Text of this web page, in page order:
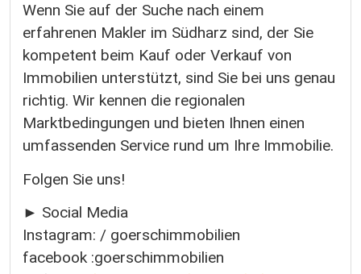
Wenn Sie auf der Suche nach einem
erfahrenen Makler im Südharz sind, der Sie
kompetent beim Kauf oder Verkauf von
Immobilien unterstützt, sind Sie bei uns genau
richtig. Wir kennen die regionalen
Marktbedingungen und bieten Ihnen einen
umfassenden Service rund um Ihre Immobilie.
Folgen Sie uns!
► Social Media
Instagram: / goerschimmobilien
facebook :goerschimmobilien